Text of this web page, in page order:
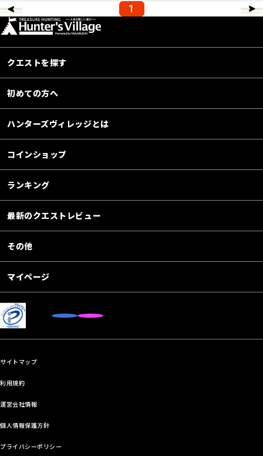
1
クエストを探す
初めての方へ
ハンターズヴィレッジとは
コインショップ
ランキング
最新のクエストレビュー
その他
マイページ
サイトマップ
利用規約
運営会社情報
個人情報保護方針
プライバシーポリシー